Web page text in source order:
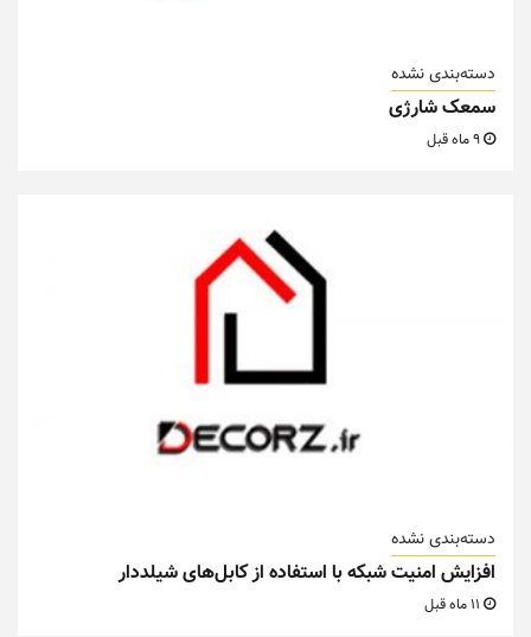
دسته‌بندی نشده
سمعک شارژی
دسته‌بندی نشده
افزایش امنیت شبکه با استفاده از کابل‌های شیلددار